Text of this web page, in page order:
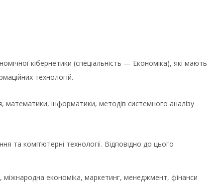
кібернетики (спеціальність — Економіка), які мають
технологій.
математики, інформатики, методів системного аналізу
та комп’ютерні технології. Відповідно до цього
міжнародна економіка, маркетинг, менеджмент, фінанси